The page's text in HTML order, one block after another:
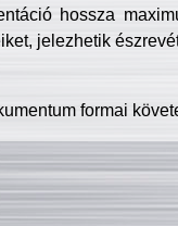
hossza
jelezhetik
formai